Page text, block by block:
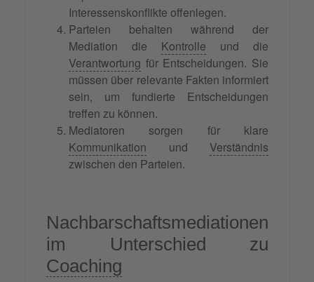
Interessenskonflikte offenlegen.
Parteien behalten während der
Mediation die Kontrolle und die
Verantwortung für Entscheidungen. Sie
müssen über relevante Fakten informiert
sein, um fundierte Entscheidungen
treffen zu können.
Mediatoren sorgen für klare
Kommunikation und Verständnis
zwischen den Parteien.
Nachbarschaftsmediationen
im Unterschied zu
Coaching